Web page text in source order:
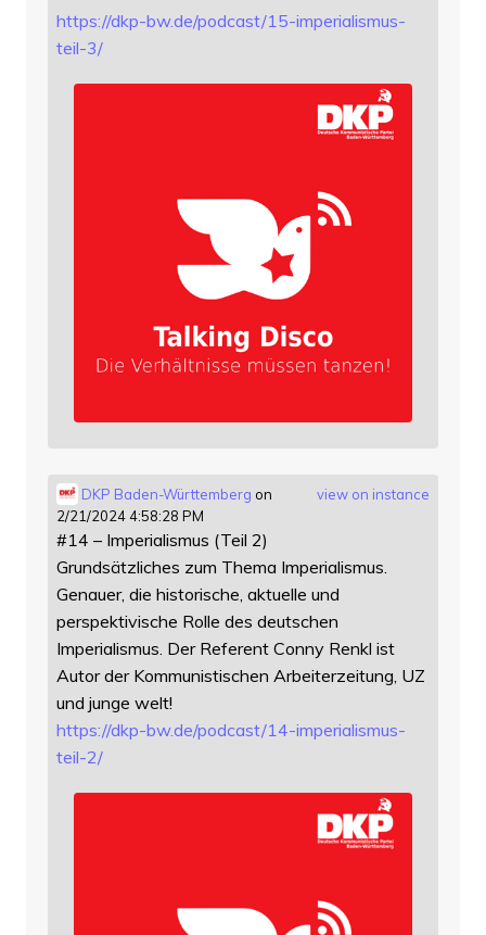
https://dkp-bw.de/podcast/15-imperialismus-
teil-3/
view on instance
DKP Baden-Württemberg on
2/21/2024 4:58:28 PM
#14 – Imperialismus (Teil 2)
Grundsätzliches zum Thema Imperialismus.
Genauer, die historische, aktuelle und
perspektivische Rolle des deutschen
Imperialismus. Der Referent Conny Renkl ist
Autor der Kommunistischen Arbeiterzeitung, UZ
und junge welt!
https://dkp-bw.de/podcast/14-imperialismus-
teil-2/